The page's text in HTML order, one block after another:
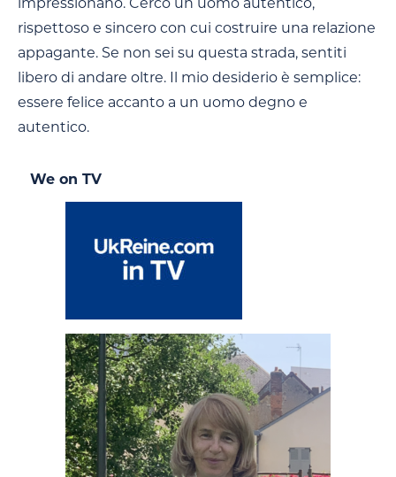
rispettoso e sincero con cui costruire una relazione
appagante. Se non sei su questa strada, sentiti
libero di andare oltre. Il mio desiderio è semplice:
essere felice accanto a un uomo degno e
autentico.
We on TV